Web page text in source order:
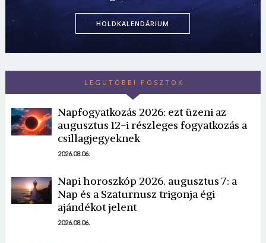
HOLDKALENDÁRIUM
LEGUTÓBBI POSZTOK
Napfogyatkozás 2026: ezt üzeni az
augusztus 12-i részleges fogyatkozás a
csillagjegyeknek
2026.08.06.
Napi horoszkóp 2026. augusztus 7: a
Nap és a Szaturnusz trigonja égi
ajándékot jelent
2026.08.06.